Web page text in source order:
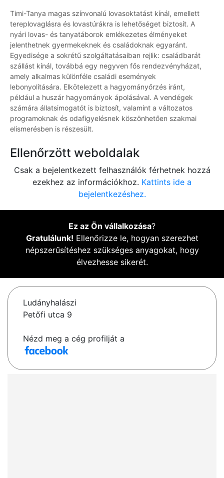
Timi-Tanya magas színvonalú lovasoktatást kínál, emellett
tereplovaglásra és lovastúrákra is lehetőséget biztosít. A
nyári lovas- és tanyatáborok emlékezetes élményeket
jelenthetnek gyermekeknek és családoknak egyaránt.
Egyedisége a sokrétű szolgáltatásaiban rejlik: családbarát
szállást kínál, továbbá egy negyven fős rendezvényházat,
amely alkalmas különféle családi események
lebonyolítására. Elkötelezett a hagyományőrzés iránt,
például a huszár hagyományok ápolásával. A vendégek
számára állatsimogatót is biztosít, valamint a változatos
programoknak és odafigyelésnek köszönhetően szakmai
elismerésben is részesült.
Ellenőrzött weboldalak
Csak a bejelentkezett felhasználók férhetnek hozzá
ezekhez az információkhoz. Kattints ide a
bejelentkezéshez.
Ez az Ön vállalkozása?
Gratulálunk! Ellenőrizze le, hogyan szerezhet
népszerűsítéshez szükséges anyagokat, hogy
élvezhesse sikerét.
Ludányhalászi
Petőfi utca 9
Nézd meg a cég profilját a